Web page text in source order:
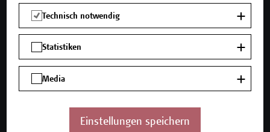
Mehr Infos gewünscht?
Unser Angebot
Inhouse-Weiterbildung
Technisch notwendig
Statistiken
Media
Einstellungen speichern